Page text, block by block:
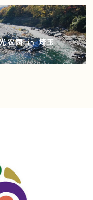
农园 in 埼玉